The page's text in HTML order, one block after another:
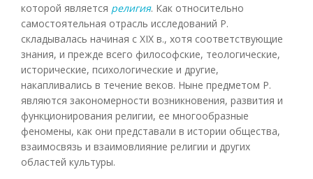
которой является религия. Как относительно
самостоятельная отрасль исследований Р.
складывалась начиная с XIX в., хотя соответствующие
знания, и прежде всего философские, теологические,
исторические, психологические и другие,
накапливались в течение веков. Ныне предметом Р.
являются закономерности возникновения, развития и
функционирования религии, ее многообразные
феномены, как они представали в истории общества,
взаимосвязь и взаимовлияние религии и других
областей культуры.